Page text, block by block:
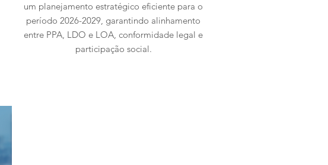
um planejamento estratégico eficiente para o
período 2026-2029, garantindo alinhamento
entre PPA, LDO e LOA, conformidade legal e
participação social.